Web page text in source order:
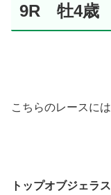
9R 牡4歳
こちらのレースには
トップオブジェラス